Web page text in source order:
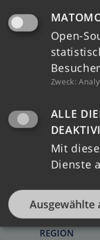
TERMINE
MELDUNGEN
LAG
LAG
LEADER
REGION
Open-
Zweck:
ALLE
Mit
Dienste
Ausgewählte